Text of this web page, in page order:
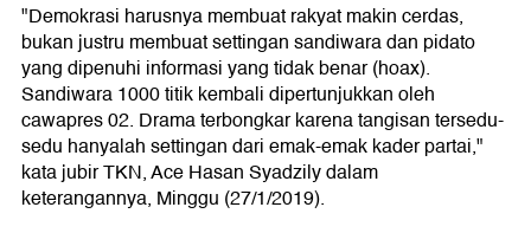
"Demokrasi harusnya membuat rakyat makin cerdas,
bukan justru membuat settingan sandiwara dan pidato
yang dipenuhi informasi yang tidak benar (hoax).
Sandiwara 1000 titik kembali dipertunjukkan oleh
cawapres 02. Drama terbongkar karena tangisan tersedu-
sedu hanyalah settingan dari emak-emak kader partai,"
kata jubir TKN, Ace Hasan Syadzily dalam
keterangannya, Minggu (27/1/2019).